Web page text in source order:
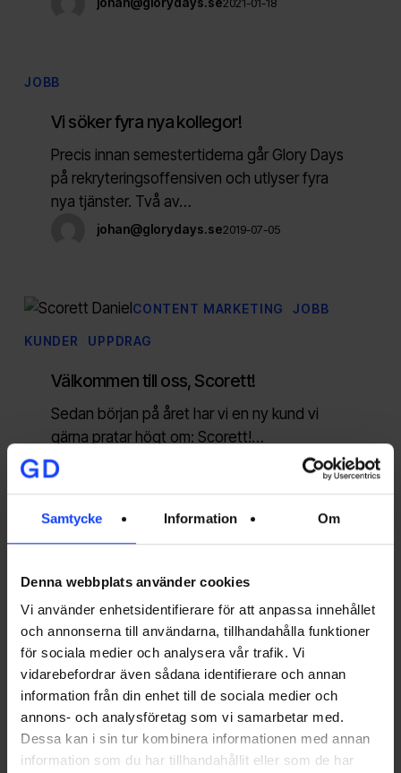
Samtycke Information Om
Denna webbplats använder cookies
Vi använder enhetsidentifierare för att anpassa innehållet
och annonserna till användarna, tillhandahålla funktioner
för sociala medier och analysera vår trafik. Vi
vidarebefordrar även sådana identifierare och annan
information från din enhet till de sociala medier och
annons- och analysföretag som vi samarbetar med.
Dessa kan i sin tur kombinera informationen med annan
information som du har tillhandahållit eller som de har
Vi
kollegor!
JOBB
Vi söker fyra nya kollegor!
Precis innan semestertiderna går Glory Days
på rekryteringsoffensiven och utlyser fyra
nya tjänster. Två av…
johan@glorydays.se2019-07-05
CONTENT MARKETING JOBB
KUNDER UPPDRAG
Välkommen till oss, Scorett!
Sedan början på året har vi en ny kund vi
gärna pratar högt om: Scorett!…
Stayhard
firar
fem
år
med
Henrik
Lundqvist
CASE CONTENT MARKETING
JOBB KUNDER KUNDTIDNING
STAYHARD MAGAZINE
Stayhard Magazine firar fem år med
Henrik Lundqvist
Hösten 2011 kom det första numret av
Stayhard Magazine ut. I och med höstens